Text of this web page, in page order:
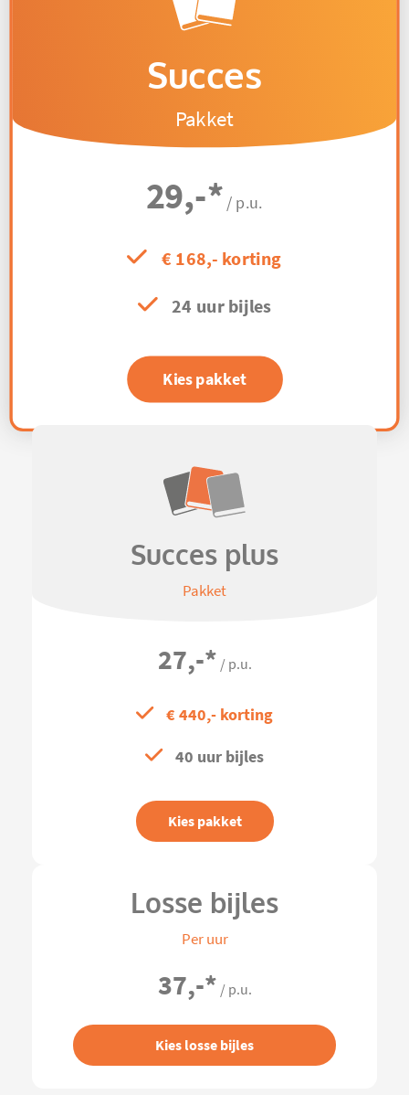
Succes
Pakket
29,-* / p.u.
€ 168,- korting
24 uur bijles
Kies pakket
Succes plus
Pakket
27,-* / p.u.
€ 440,- korting
40 uur bijles
Kies pakket
Losse bijles
Per uur
37,-* / p.u.
Kies losse bijles